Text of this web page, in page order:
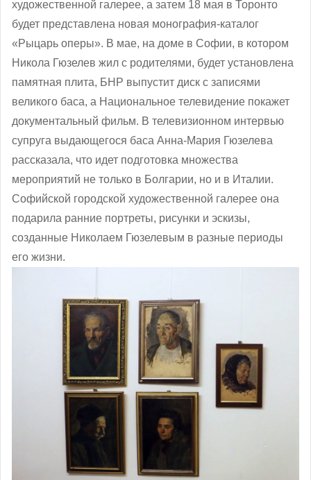
художественной галерее, а затем 18 мая в Торонто
будет представлена новая монография-каталог
«Рыцарь оперы». В мае, на доме в Софии, в котором
Никола Гюзелев жил с родителями, будет установлена
памятная плита, БНР выпустит диск с записями
великого баса, а Национальное телевидение покажет
документальный фильм. В телевизионном интервью
супруга выдающегося баса Анна-Мария Гюзелева
рассказала, что идет подготовка множества
мероприятий не только в Болгарии, но и в Италии.
Софийской городской художественной галерее она
подарила ранние портреты, рисунки и эскизы,
созданные Николаем Гюзелевым в разные периоды
его жизни.